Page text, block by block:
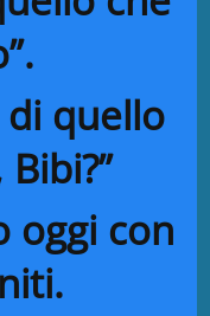
di quello
oggi con